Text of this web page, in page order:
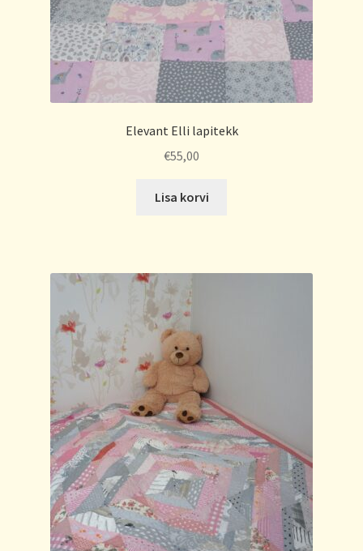
Elevant Elli lapitekk
€55,00
Lisa korvi